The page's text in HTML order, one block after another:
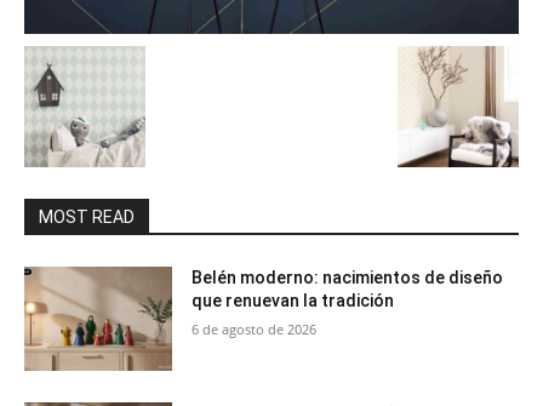
MOST READ
Belén moderno: nacimientos de diseño
que renuevan la tradición
6 de agosto de 2026